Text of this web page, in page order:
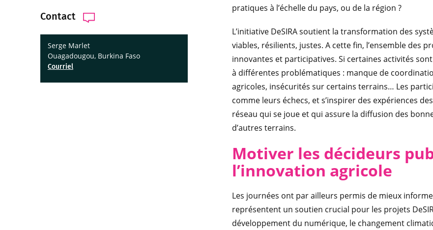
Contact
Serge Marlet
Ouagadougou, Burkina Faso
Courriel
pratiques à l’échelle du pays, ou de la région ?
L’initiative DeSIRA soutient la transformation des
viables, résilients, justes. A cette fin, l’ensemble des
innovantes et participatives. Si certaines activités
à différentes problématiques : manque de
agricoles, insécurités sur certains terrains… Les
comme leurs échecs, et s’inspirer des expériences
réseau qui se joue et qui assure la diffusion des
d’autres terrains.
Motiver les décideurs
l’innovation agricole
Les journées ont par ailleurs permis de mieux
représentent un soutien crucial pour les projets
développement du numérique, le changement